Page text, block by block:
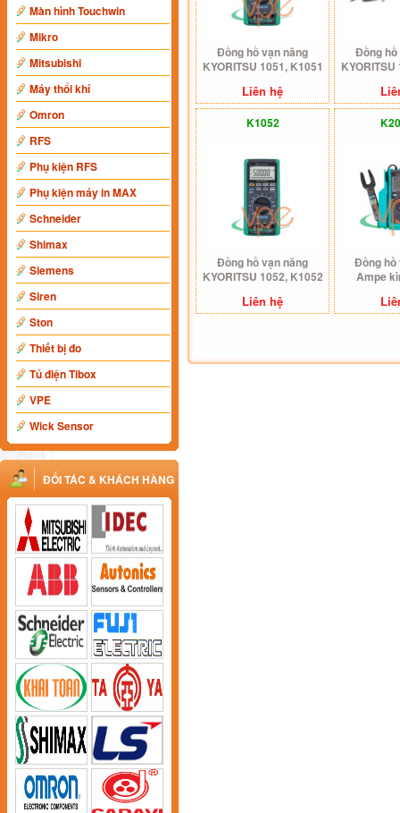
Màn hình Touchwin
Mikro
Mitsubishi
Máy thổi khí
Omron
RFS
Phụ kiện RFS
Phụ kiện máy in MAX
Schneider
Shimax
Siemens
Siren
Ston
Thiết bị đo
Tủ điện Tibox
VPE
Wick Sensor
ĐỐI TÁC & KHÁCH HÀNG
Đồng hồ vạn năng
KYORITSU 1051, K1051
Liên hệ
Đồng hồ
K1052
Đồng hồ vạn năng
KYORITSU 1052, K1052
Liên hệ
Đồng hồ
Ampe